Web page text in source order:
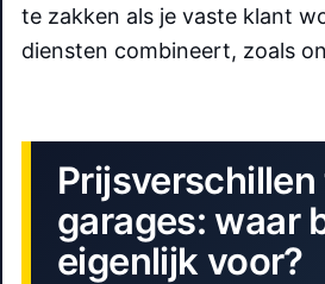
te zakken als je vaste klant
diensten combineert, zoals
garages: waar
eigenlijk voor?